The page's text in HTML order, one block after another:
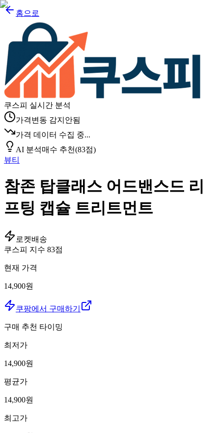
홈으로
쿠스피 실시간 분석
가격변동 감지안됨
가격 데이터 수집 중...
AI 분석매수 추천(83점)
뷰티
참존 탑클래스 어드밴스드 리
프팅 캡슐 트리트먼트
로켓배송
쿠스피 지수 83점
현재 가격
14,900원
쿠팡에서 구매하기
구매 추천 타이밍
최저가
14,900원
평균가
14,900원
최고가